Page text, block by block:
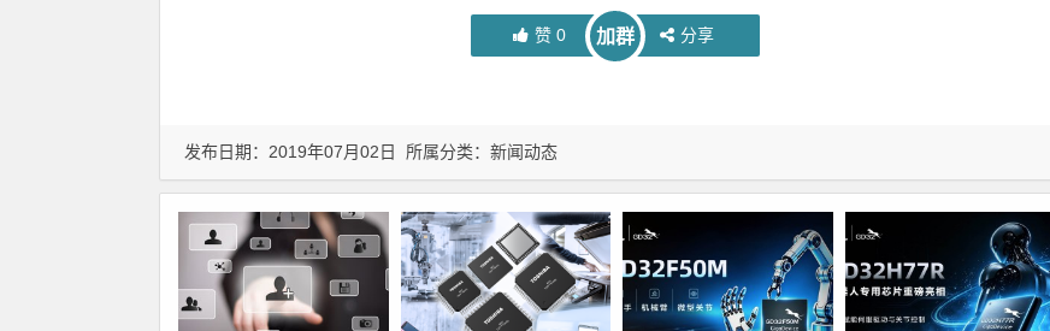
赞0 加群 分享
发布日期：2019年07月02日 所属分类： 新闻动态